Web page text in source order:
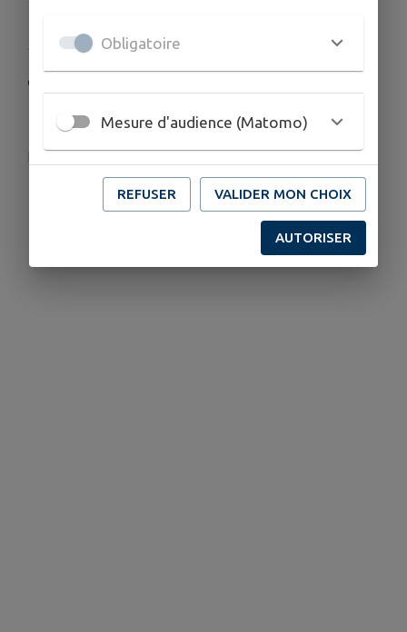
COORDONNÉES
Salève
Obligatoire
Mesure d'audience (Matomo)
REFUSER VALIDER MON CHOIX
AUTORISER